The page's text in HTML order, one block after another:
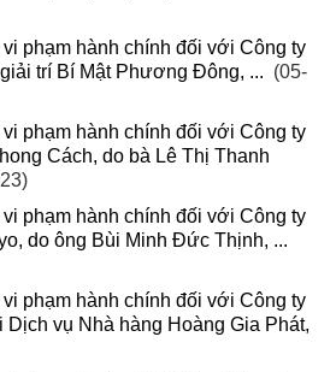
phạm hành chính đối với Công ty
trí Bí Mật Phương Đông, ... (05-
phạm hành chính đối với Công ty
Cách, do bà Lê Thị Thanh
phạm hành chính đối với Công ty
do ông Bùi Minh Đức Thịnh, ...
phạm hành chính đối với Công ty
vụ Nhà hàng Hoàng Gia Phát,